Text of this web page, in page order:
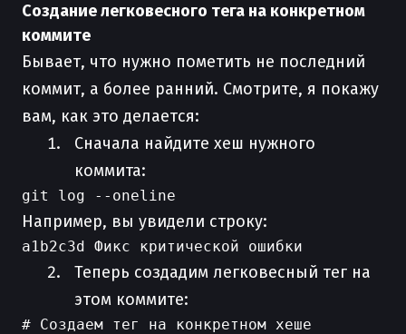
Создание легковесного тега на конкретном
коммите
Бывает, что нужно пометить не последний
коммит, а более ранний. Смотрите, я покажу
вам, как это делается:
Сначала найдите хеш нужного
коммита:
Например, вы увидели строку:
Теперь создадим легковесный тег на
этом коммите:
# Создаем тег на конкретном хеше